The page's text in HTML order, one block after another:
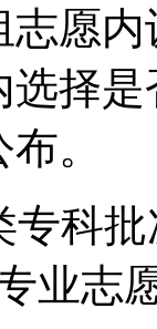
愿
择
。
专科
业志